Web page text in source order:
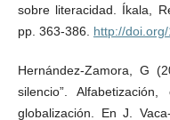
sobre literacidad. Íkala,
pp. 363-386. http://
Hernández-Zamora, G
silencio”.
globalización. En J.